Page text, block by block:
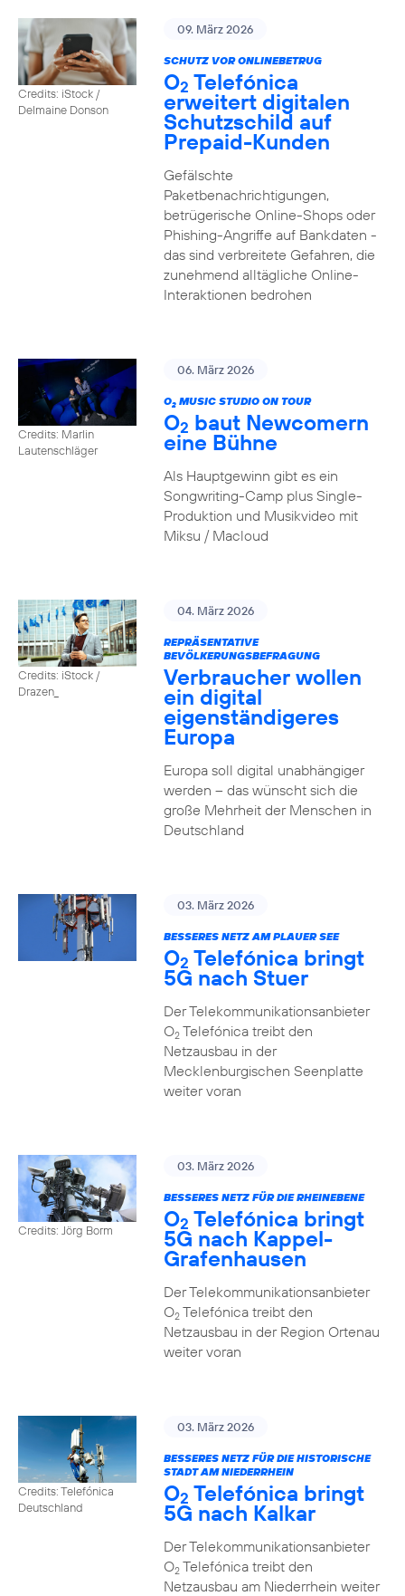
Credits: iStock /
Delmaine Donson
09. März 2026
SCHUTZ VOR ONLINEBETRUG
O2 Telefónica
erweitert digitalen
Schutzschild auf
Prepaid-Kunden
Gefälschte
Paketbenachrichtigungen,
betrügerische Online-Shops oder
Phishing-Angriffe auf Bankdaten -
das sind verbreitete Gefahren, die
zunehmend alltägliche Online-
Interaktionen bedrohen
Credits: Marlin
Lautenschläger
06. März 2026
O2MUSIC STUDIO ON TOUR
O2 baut Newcomern
eine Bühne
Als Hauptgewinn gibt es ein
Songwriting-Camp plus Single-
Produktion und Musikvideo mit
Miksu / Macloud
Credits: iStock /
Drazen_
04. März 2026
REPRÄSENTATIVE
BEVÖLKERUNGSBEFRAGUNG
Verbraucher wollen
ein digital
eigenständigeres
Europa
Europa soll digital unabhängiger
werden – das wünscht sich die
große Mehrheit der Menschen in
Deutschland
03. März 2026
BESSERES NETZ AM PLAUER SEE
O2 Telefónica bringt
5G nach Stuer
Der Telekommunikationsanbieter
O2Telefónica treibt den
Netzausbau in der
Mecklenburgischen Seenplatte
weiter voran
Credits: Jörg Borm
03. März 2026
BESSERES NETZ FÜR DIE RHEINEBENE
O2 Telefónica bringt
5G nach Kappel-
Grafenhausen
Der Telekommunikationsanbieter
O2Telefónica treibt den
Netzausbau in der Region Ortenau
weiter voran
Credits: Telefónica
Deutschland
03. März 2026
BESSERES NETZ FÜR DIE HISTORISCHE
STADT AM NIEDERRHEIN
O2 Telefónica bringt
5G nach Kalkar
Der Telekommunikationsanbieter
O2Telefónica treibt den
Netzausbau am Niederrhein weiter